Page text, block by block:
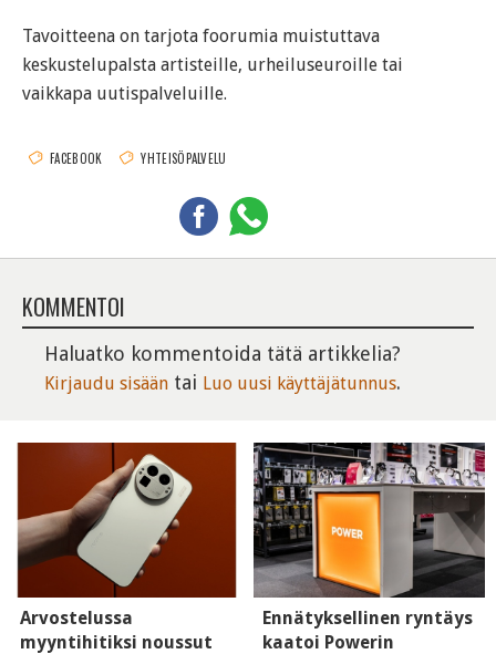
Tavoitteena on tarjota foorumia muistuttava
keskustelupalsta artisteille, urheiluseuroille tai
vaikkapa uutispalveluille.
FACEBOOK YHTEISÖPALVELU
KOMMENTOI
Haluatko kommentoida tätä artikkelia?
Kirjaudu sisään tai Luo uusi käyttäjätunnus.
Arvostelussa
myyntihitiksi noussut
Ennätyksellinen ryntäys
kaatoi Powerin